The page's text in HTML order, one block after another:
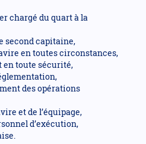
chargé du quart à la
second capitaine,
en toutes circonstances,
en toute sécurité,
des opérations
et de l’équipage,
d’exécution,